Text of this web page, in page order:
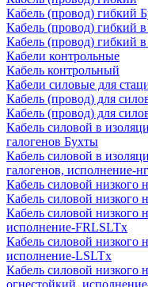
Кабель (провод) гибкий
Кабель (провод) гибкий
Кабель (провод) гибкий
Кабели контрольные
Кабель контрольный
Кабели силовые для
Кабель (провод) для
Кабель (провод) для
Кабель силовой в
галогенов Бухты
Кабель силовой в
галогенов, исполнение-
Кабель силовой низкого
Кабель силовой низкого
Кабель силовой низкого
исполнение-FRLSLTx
Кабель силовой низкого
исполнение-LSLTx
Кабель силовой низкого
огнестойкий,